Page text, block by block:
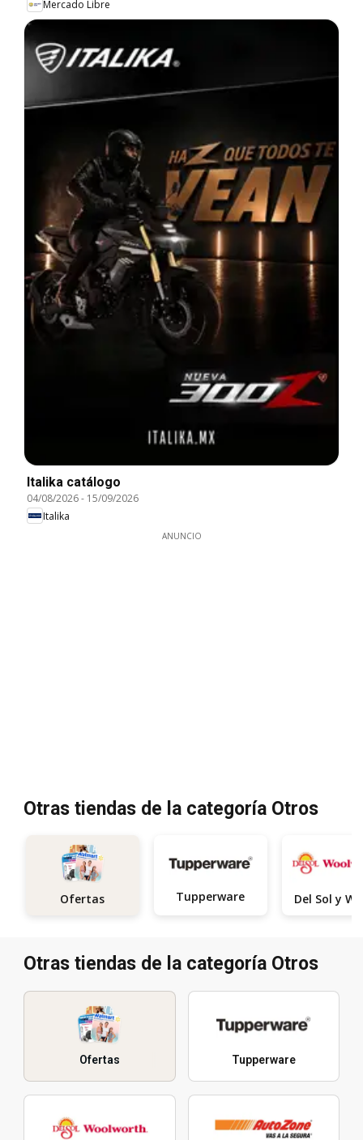
Mercado Libre
Italika catálogo
04/08/2026- 15/09/2026
Italika
ANUNCIO
Otras tiendas de la categoría Otros
Ofertas Tupperware
Otras tiendas de la categoría Otros
Ofertas Tupperware